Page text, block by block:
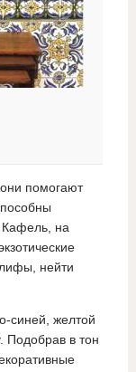
помогают
Кафель, на
нейти
синей, желтой
Подобрав в тон